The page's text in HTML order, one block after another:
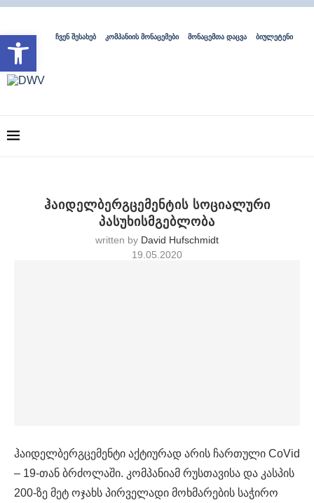
ჩვენ შესახებ კომპანიის მონაცემები მონაცემთა დაცვა ბიულეტენი
ჰაიდელბერგცემენტის სოციალური
პასუხისმგებლობა
written by David Hufschmidt
19.05.2020
ჰაიდელბერგცემენტი აქტიურად არის ჩართული CoVid
– 19-თან ბრძოლაში. კომპანიამ რუსთავისა და კასპის
200-ზე მეტ ოჯახს პირველადი მოხმარების საჭირო
Open toolbar